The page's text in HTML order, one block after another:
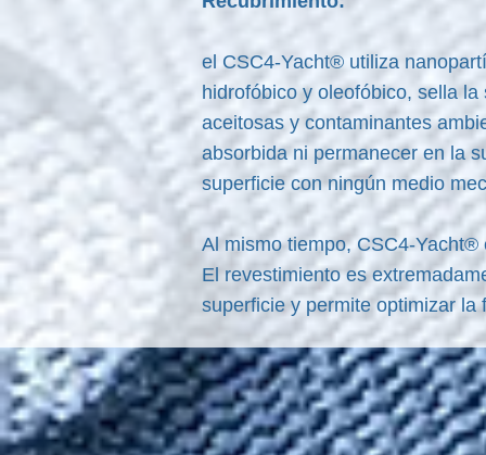
el CSC4-Yacht® utiliza
hidrofóbico y oleofóbico, sella
aceitosas y contaminantes
absorbida ni permanecer en la
superficie con ningún medio
Al mismo tiempo, CSC4-
El revestimiento es
superficie y permite optimizar la